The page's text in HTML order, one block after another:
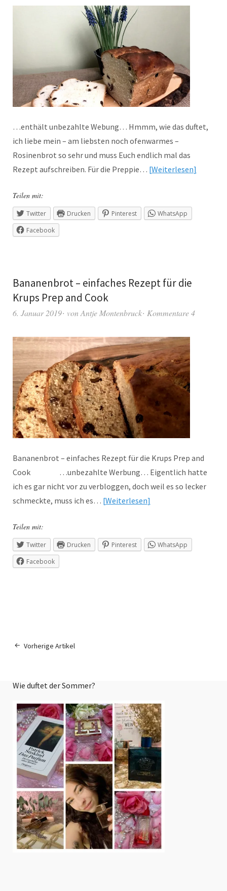
…enthält unbezahlte Webung… Hmmm, wie das duftet,
ich liebe mein – am liebsten noch ofenwarmes –
Rosinenbrot so sehr und muss Euch endlich mal das
Rezept aufschreiben. Für die Preppie… Weiterlesen
Teilen mit:
Twitter Drucken Pinterest
WhatsApp
Facebook
Bananenbrot – einfaches Rezept für die
Krups Prep and Cook
6. Januar 2019 vonAntje Montenbruck Kommentare 4
Bananenbrot – einfaches Rezept für die Krups Prep and
Cook …unbezahlte Werbung… Eigentlich hatte
ich es gar nicht vor zu verbloggen, doch weil es so lecker
schmeckte, muss ich es… Weiterlesen
Teilen mit:
Twitter Drucken Pinterest
WhatsApp
Facebook
Vorherige Artikel
Wie duftet der Sommer?